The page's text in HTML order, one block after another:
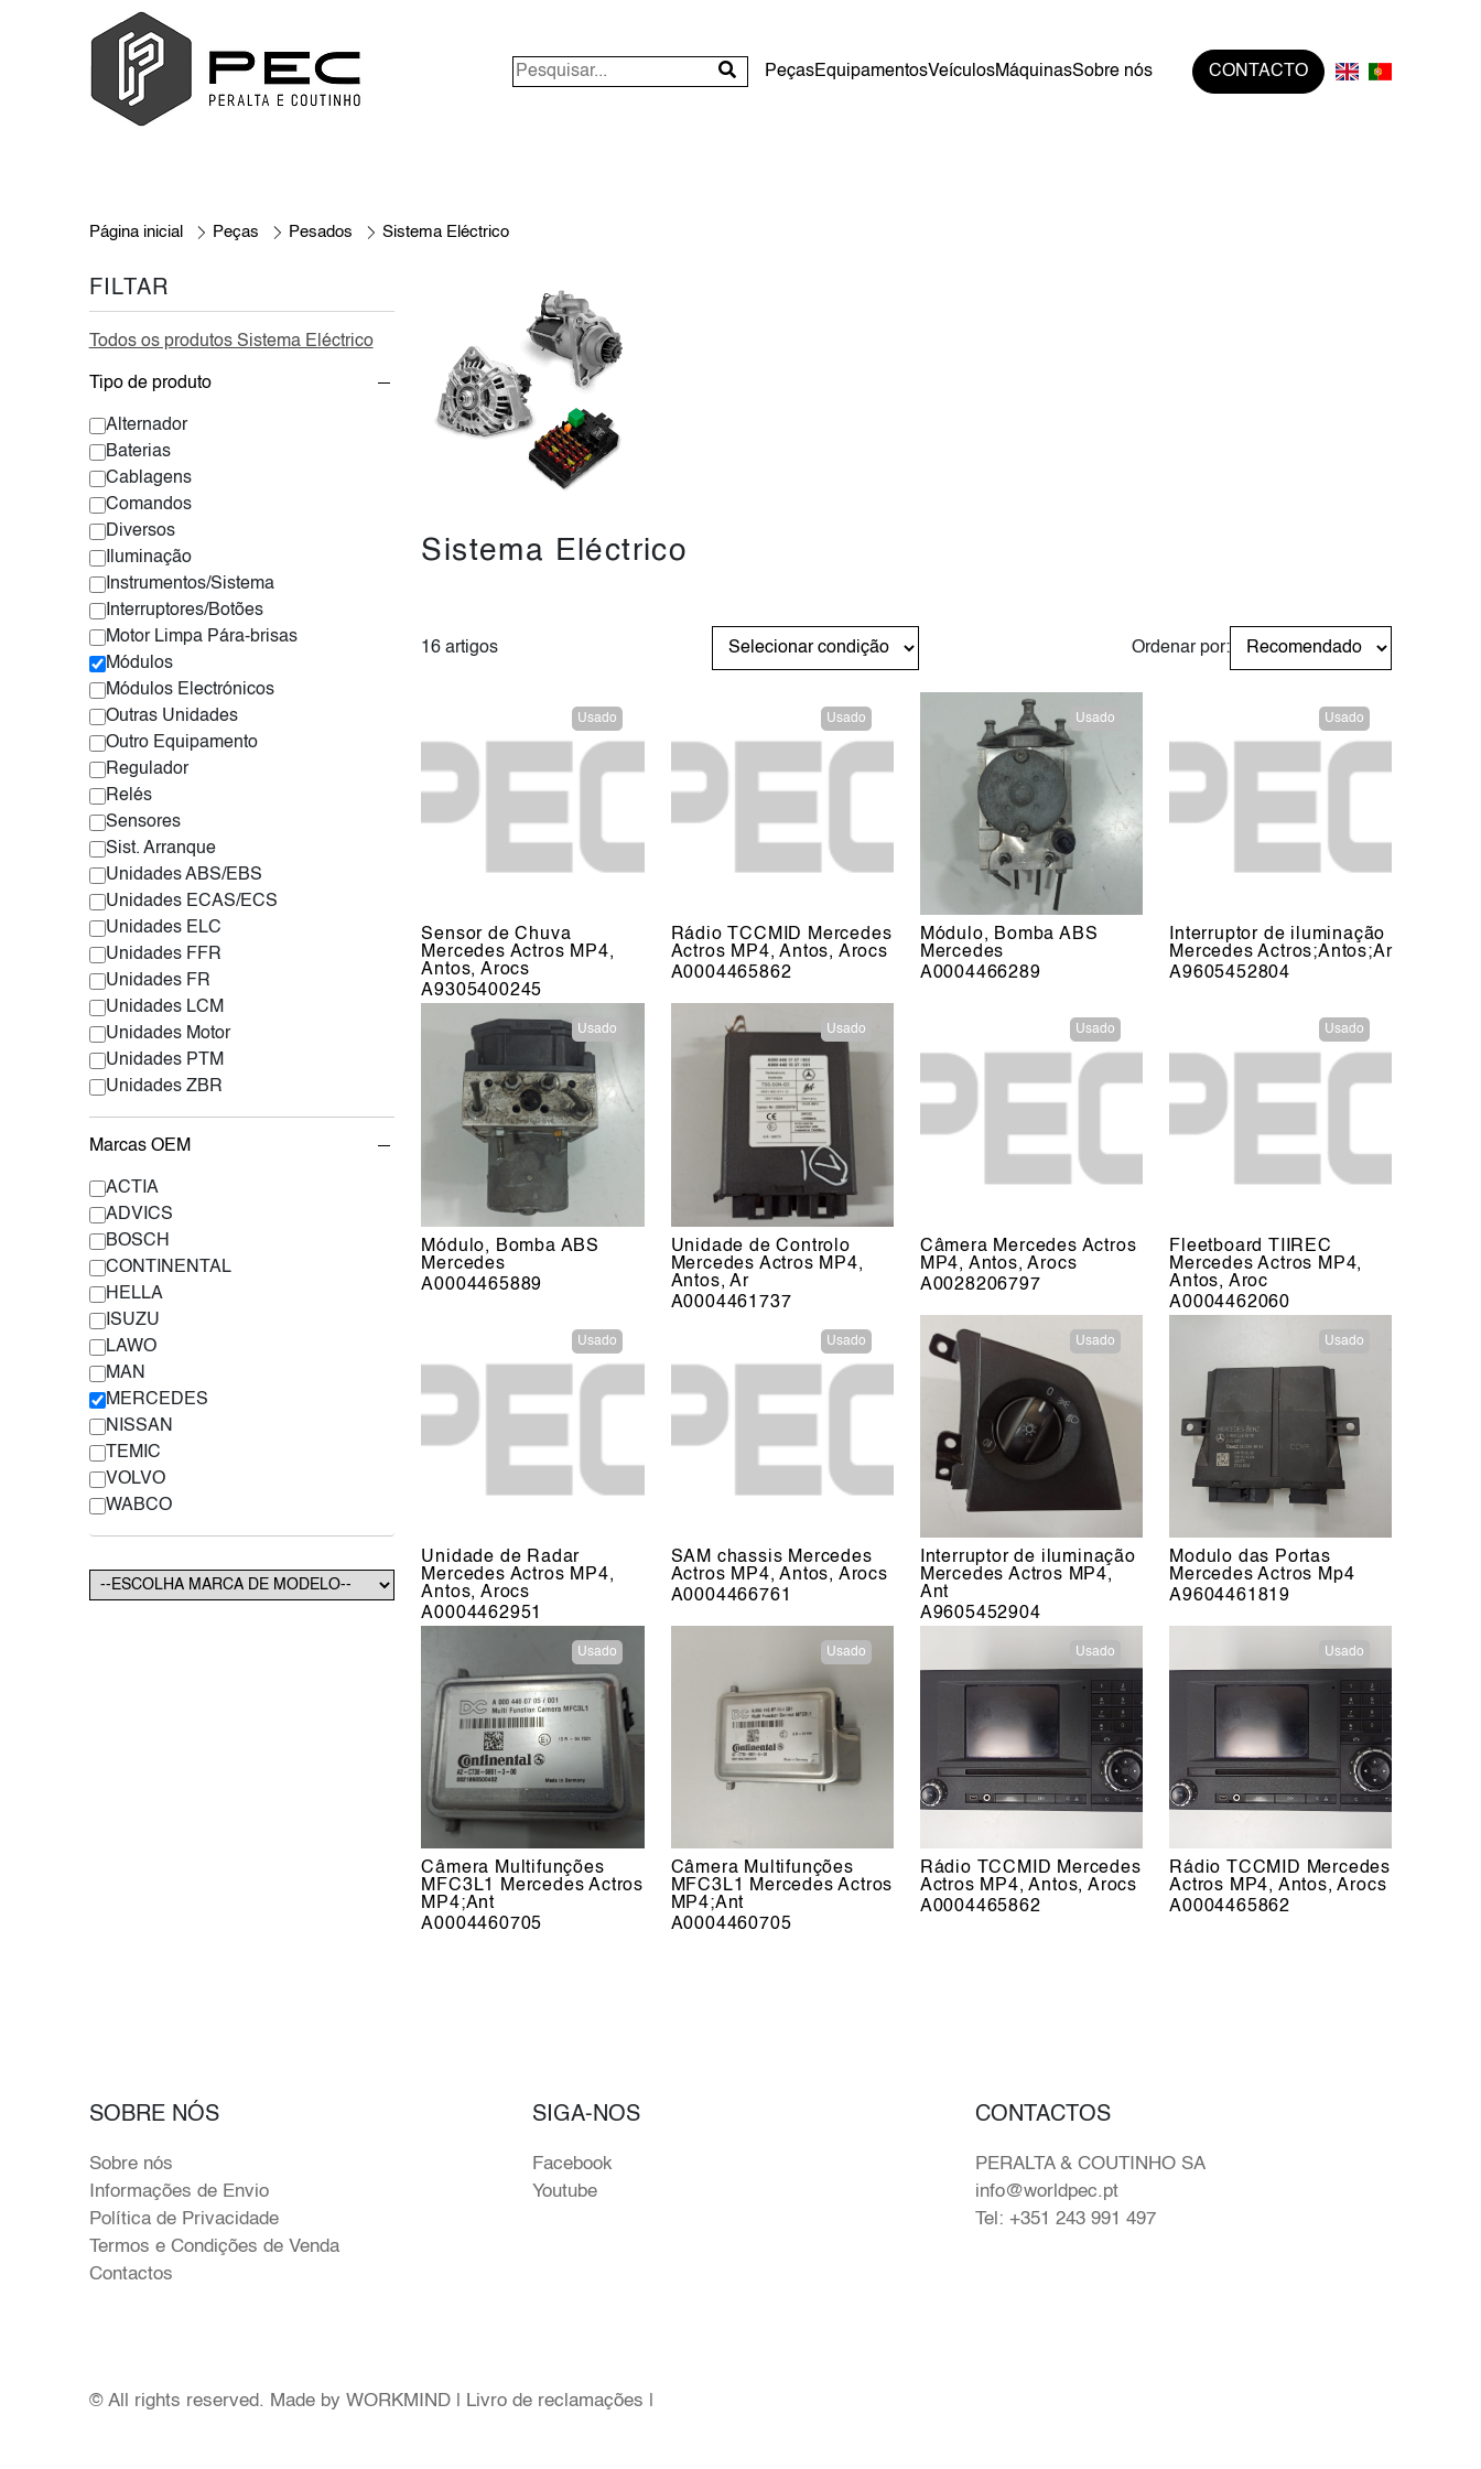
PeçasEquipamentosVeículosMáquinasSobre nós CONTACTO
Página inicial Peças Pesados Sistema Eléctrico
FILTAR
Todos os produtos Sistema Eléctrico
Tipo de produto
Alternador
Baterias
Cablagens
Comandos
Diversos
Iluminação
Instrumentos/Sistema
Interruptores/Botões
Motor Limpa Pára-brisas
Módulos
Módulos Electrónicos
Outras Unidades
Outro Equipamento
Regulador
Relés
Sensores
Sist. Arranque
Unidades ABS/EBS
Unidades ECAS/ECS
Unidades ELC
Unidades FFR
Unidades FR
Unidades LCM
Unidades Motor
Unidades PTM
Unidades ZBR
Marcas OEM
ACTIA
ADVICS
BOSCH
CONTINENTAL
HELLA
ISUZU
LAWO
MAN
MERCEDES
NISSAN
TEMIC
VOLVO
WABCO
Sistema Eléctrico
16 artigos Ordenar por:
Usado
Sensor de Chuva
Mercedes Actros MP4,
Antos, Arocs
A9305400245
Usado
Rádio TCCMID Mercedes
Actros MP4, Antos, Arocs
A0004465862
Usado
Módulo, Bomba ABS
Mercedes
A0004466289
Usado
Interruptor de iluminação
Mercedes Actros;Antos;Ar
A9605452804
Usado
Módulo, Bomba ABS
Mercedes
A0004465889
Usado
Unidade de Controlo
Mercedes Actros MP4,
Antos, Ar
A0004461737
Usado
Câmera Mercedes Actros
MP4, Antos, Arocs
A0028206797
Usado
Fleetboard TIIREC
Mercedes Actros MP4,
Antos, Aroc
A0004462060
Usado
Unidade de Radar
Mercedes Actros MP4,
Antos, Arocs
A0004462951
Usado
SAM chassis Mercedes
Actros MP4, Antos, Arocs
A0004466761
Usado
Interruptor de iluminação
Mercedes Actros MP4,
Ant
A9605452904
Usado
Modulo das Portas
Mercedes Actros Mp4
A9604461819
Usado
Câmera Multifunções
MFC3L1 Mercedes Actros
MP4;Ant
A0004460705
Usado
Câmera Multifunções
MFC3L1 Mercedes Actros
MP4;Ant
A0004460705
Usado
Rádio TCCMID Mercedes
Actros MP4, Antos, Arocs
A0004465862
Usado
Rádio TCCMID Mercedes
Actros MP4, Antos, Arocs
A0004465862
SOBRE NÓS
Sobre nós
Informações de Envio
Política de Privacidade
Termos e Condições de Venda
Contactos
SIGA-NOS
Facebook
Youtube
CONTACTOS
PERALTA & COUTINHO SA
info@worldpec.pt
Tel: +351 243 991 497
© All rights reserved. Made by WORKMIND| Livro de reclamações